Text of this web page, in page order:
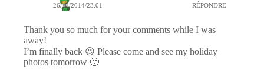
26/11/2014/23:01 RÉPONDRE
Thank you so much for your comments while I was
away!
I’m finally back 😉 Please come and see my holiday
photos tomorrow 🙂